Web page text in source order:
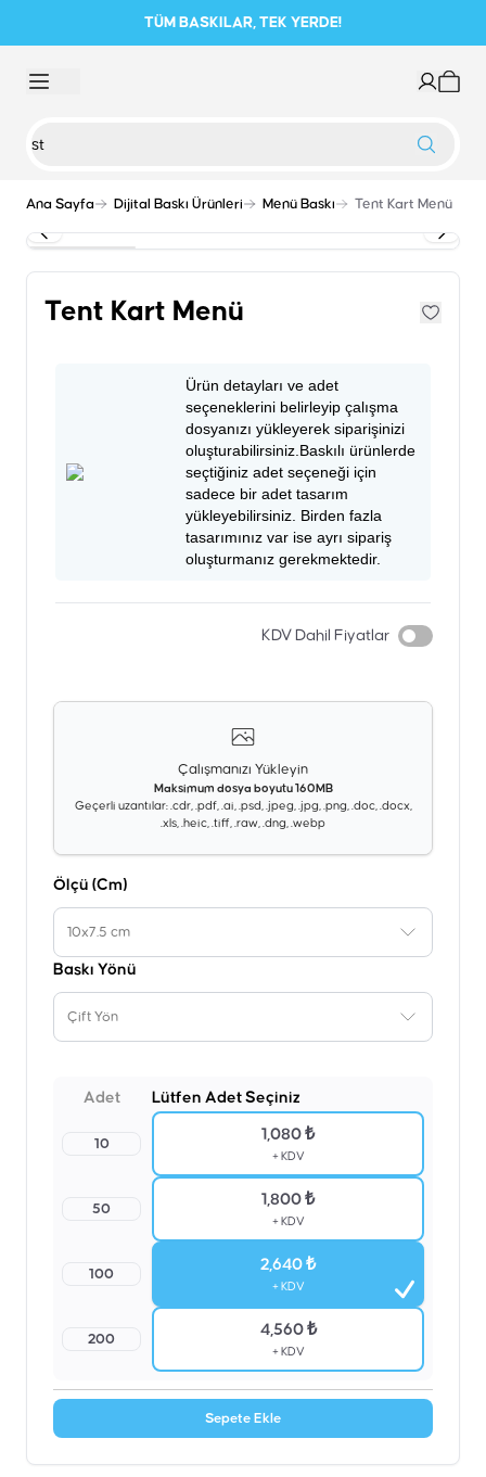
TÜM BASKILAR, TEK YERDE!
Ana Sayfa Dijital Baskı Ürünleri Menü Baskı Tent Kart Menü
Tent Kart Menü
Ürün detayları ve adet
seçeneklerini belirleyip çalışma
dosyanızı yükleyerek siparişinizi
oluşturabilirsiniz.Baskılı ürünlerde
seçtiğiniz adet seçeneği için
sadece bir adet tasarım
yükleyebilirsiniz. Birden fazla
tasarımınız var ise ayrı sipariş
oluşturmanız gerekmektedir.
KDV Dahil Fiyatlar
Çalışmanızı Yükleyin
Maksimum dosya boyutu 160MB
Geçerli uzantılar: .cdr, .pdf, .ai, .psd, .jpeg, .jpg, .png, .doc, .docx,
.xls, .heic, .tiff, .raw, .dng, .webp
Ölçü (Cm)
10x7.5 cm
Baskı Yönü
Çift Yön
Adet Lütfen Adet Seçiniz
10
1,080 ₺
+ KDV
50
1,800 ₺
+ KDV
100
2,640 ₺
+ KDV
200
4,560 ₺
+ KDV
Sepete Ekle